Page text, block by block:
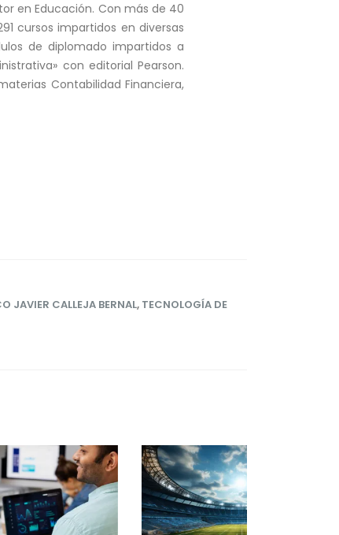
en Educación. Con más de 40
cursos impartidos en diversas
de diplomado impartidos a
con editorial Pearson.
Contabilidad Financiera,
JAVIER CALLEJA BERNAL, TECNOLOGÍA DE